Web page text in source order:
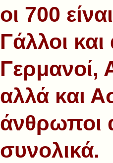
οι 700
Γάλλοι
Γερμανοί,
αλλά και
άνθρωποι
συνολικά.